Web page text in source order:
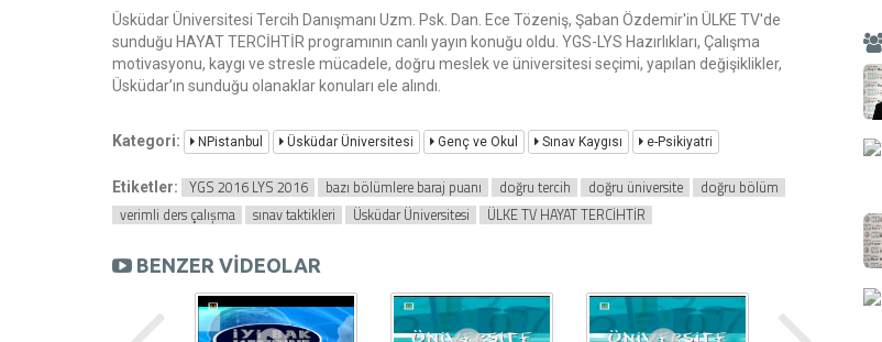
Üsküdar Üniversitesi Tercih Danışmanı Uzm. Psk. Dan. Ece Tözeniş, Şaban Özdemir'in ÜLKE TV'de
sunduğu HAYAT TERCİHTİR programının canlı yayın konuğu oldu. YGS-LYS Hazırlıkları, Çalışma
motivasyonu, kaygı ve stresle mücadele, doğru meslek ve üniversitesi seçimi, yapılan değişiklikler,
Üsküdar’ın sunduğu olanaklar konuları ele alındı.
Kategori: NPistanbul Üsküdar Üniversitesi Genç ve Okul Sınav Kaygısı e-Psikiyatri
Etiketler: YGS 2016 LYS 2016 bazı bölümlere baraj puanı doğru tercih doğru üniversite
doğru bölüm
verimli ders çalışma
sınav taktikleri Üsküdar Üniversitesi ÜLKE TV HAYAT TERCİHTİR
BENZER VİDEOLAR